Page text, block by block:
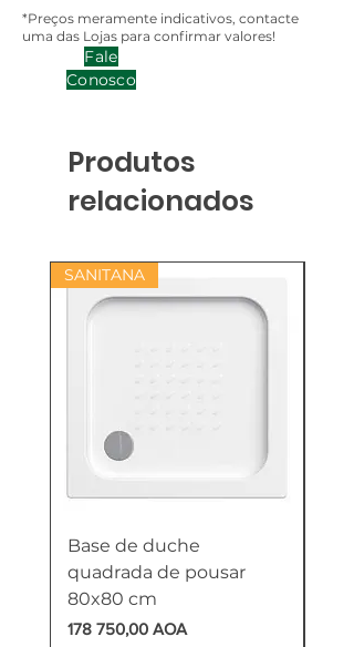
*Preços meramente indicativos, contacte
uma das Lojas para confirmar valores!
Fale
Conosco
Produtos
relacionados
SANITANA
Base de duche
quadrada de pousar
80x80 cm
Preço
178 750,00 AOA